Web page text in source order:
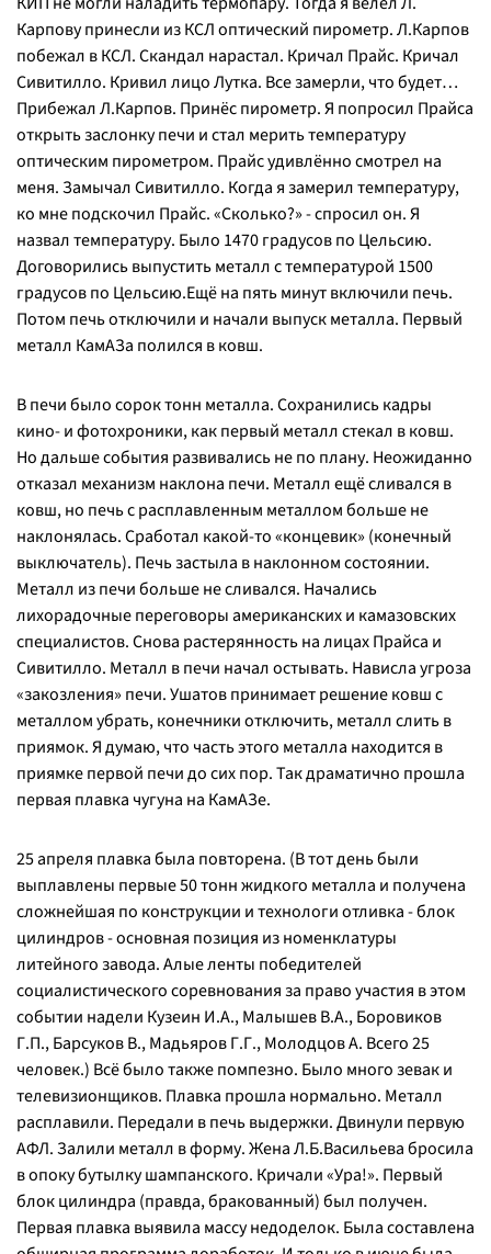
Карпову принесли из КСЛ оптический пирометр. Л.Карпов
побежал в КСЛ. Скандал нарастал. Кричал Прайс. Кричал
Сивитилло. Кривил лицо Лутка. Все замерли, что будет…
Прибежал Л.Карпов. Принёс пирометр. Я попросил Прайса
открыть заслонку печи и стал мерить температуру
оптическим пирометром. Прайс удивлённо смотрел на
меня. Замычал Сивитилло. Когда я замерил температуру,
ко мне подскочил Прайс. «Сколько?» - спросил он. Я
назвал температуру. Было 1470 градусов по Цельсию.
Договорились выпустить металл с температурой 1500
градусов по Цельсию.Ещё на пять минут включили печь.
Потом печь отключили и начали выпуск металла. Первый
металл КамАЗа полился в ковш.
В печи было сорок тонн металла. Сохранились кадры
кино- и фотохроники, как первый металл стекал в ковш.
Но дальше события развивались не по плану. Неожиданно
отказал механизм наклона печи. Металл ещё сливался в
ковш, но печь с расплавленным металлом больше не
наклонялась. Сработал какой-то «концевик» (конечный
выключатель). Печь застыла в наклонном состоянии.
Металл из печи больше не сливался. Начались
лихорадочные переговоры американских и камазовских
специалистов. Снова растерянность на лицах Прайса и
Сивитилло. Металл в печи начал остывать. Нависла угроза
«закозления» печи. Ушатов принимает решение ковш с
металлом убрать, конечники отключить, металл слить в
приямок. Я думаю, что часть этого металла находится в
приямке первой печи до сих пор. Так драматично прошла
первая плавка чугуна на КамАЗе.
25 апреля плавка была повторена. (В тот день были
выплавлены первые 50 тонн жидкого металла и получена
сложнейшая по конструкции и технологи отливка - блок
цилиндров - основная позиция из номенклатуры
литейного завода. Алые ленты победителей
социалистического соревнования за право участия в этом
событии надели Кузеин И.А., Малышев В.А., Боровиков
Г.П., Барсуков В., Мадьяров Г.Г., Молодцов А. Всего 25
человек.) Всё было также помпезно. Было много зевак и
телевизионщиков. Плавка прошла нормально. Металл
расплавили. Передали в печь выдержки. Двинули первую
АФЛ. Залили металл в форму. Жена Л.Б.Васильева бросила
в опоку бутылку шампанского. Кричали «Ура!». Первый
блок цилиндра (правда, бракованный) был получен.
Первая плавка выявила массу недоделок. Была составлена